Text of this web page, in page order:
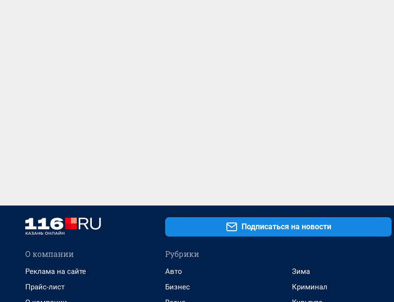
Подписаться на новости
О компании
Реклама на сайте
Прайс-лист
Рубрики
Авто
Бизнес
Зима
Криминал